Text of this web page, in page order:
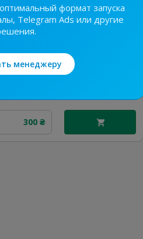
300 ₴
формат запуска
Telegram Ads или другие
менеджеру